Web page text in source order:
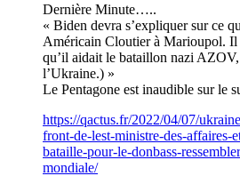
Dernière Minute…..
« Biden devra s’expliquer sur ce
Américain Cloutier à Marioupol. Il
qu’il aidait le bataillon nazi
l’Ukraine.) »
Le Pentagone est inaudible sur le
https://qactus.fr/2022/04/07/
front-de-lest-ministre-des-affaires-
bataille-pour-le-donbass-
mondiale/